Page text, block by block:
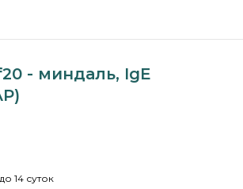
- миндаль, IgE
14 суток